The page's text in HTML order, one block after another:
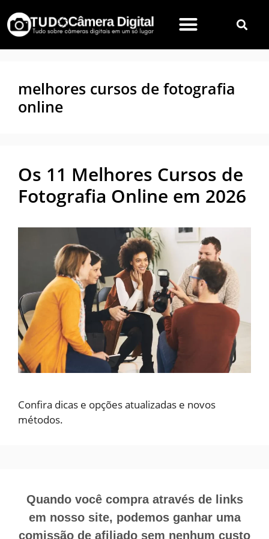
melhores cursos de fotografia
online
Os 11 Melhores Cursos de
Fotografia Online em 2026
Confira dicas e opções atualizadas e novos
métodos.
Quando você compra através de links
em nosso site, podemos ganhar uma
comissão de afiliado sem nenhum custo